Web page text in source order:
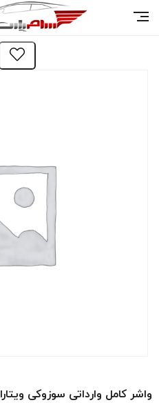
واشر كامل وارداتی سوزوکی ویتارا 2000